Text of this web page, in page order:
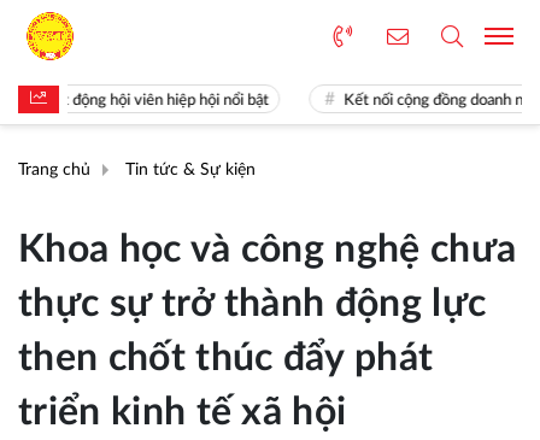
động hội viên hiệp hội nổi bật Kết nối cộng đồng doanh nghiệp
Trang chủ Tin tức & Sự kiện
Khoa học và công nghệ chưa
thực sự trở thành động lực
then chốt thúc đẩy phát
triển kinh tế xã hội